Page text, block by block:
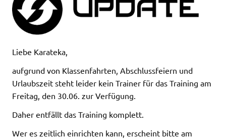
Liebe Karateka,
aufgrund von Klassenfahrten, Abschlussfeiern und
Urlaubszeit steht leider kein Trainer für das Training am
Freitag, den 30.06. zur Verfügung.
Daher entfällt das Training komplett.
Wer es zeitlich einrichten kann, erscheint bitte am